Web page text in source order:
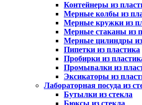
Контейнеры из
Мерные колбы из
Мерные кружки из
Мерные стаканы из
Мерные цилиндры из
Пипетки из пластика
Пробирки из
Промывалки из
Эксикаторы из
Лабораторная посуда из
Бутылки из стекла
Бюксы из стекла